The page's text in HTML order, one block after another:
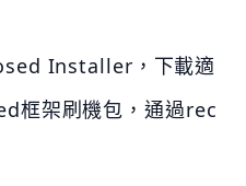
Installer，下載適
框架刷機包，通過rec